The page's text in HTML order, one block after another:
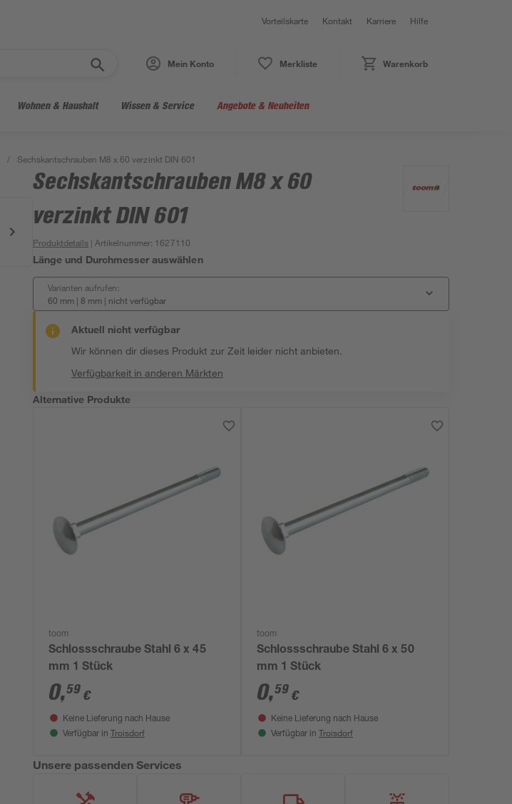
Vorteilskarte Kontakt Karriere Hilfe
Mein Konto Merkliste Warenkorb
Wohnen & Haushalt Wissen & Service Angebote & Neuheiten
/ Sechskantschrauben M8 x 60 verzinkt DIN 601
Sechskantschrauben M8 x 60
verzinkt DIN 601
Produktdetails | Artikelnummer: 1627110
Länge und Durchmesser auswählen
Varianten aufrufen:
60 mm | 8 mm | nicht verfügbar
Aktuell nicht verfügbar
Wir können dir dieses Produkt zur Zeit leider nicht anbieten.
Verfügbarkeit in anderen Märkten
Alternative Produkte
toom
Schlossschraube Stahl 6 x 45
mm 1 Stück
0,59 €
Keine Lieferung nach Hause
Verfügbar in Troisdorf
toom
Schlossschraube Stahl 6 x 50
mm 1 Stück
0,59 €
Keine Lieferung nach Hause
Verfügbar in Troisdorf
Unsere passenden Services